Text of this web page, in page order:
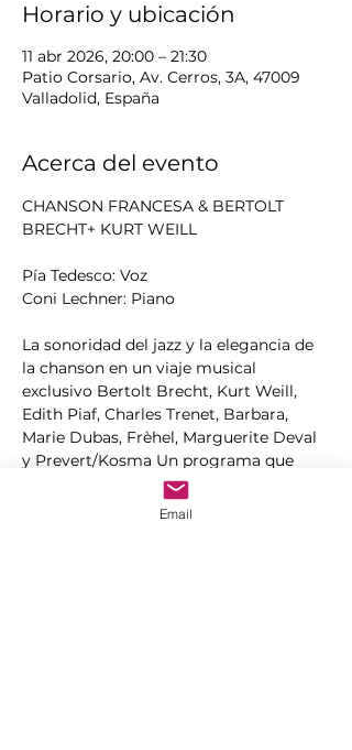
Horario y ubicación
11 abr 2026, 20:00 – 21:30
Patio Corsario, Av. Cerros, 3A, 47009
Valladolid, España
Acerca del evento
CHANSON FRANCESA & BERTOLT
BRECHT+ KURT WEILL
Pía Tedesco: Voz
Coni Lechner: Piano
La sonoridad del jazz y la elegancia de
la chanson en un viaje musical
exclusivo Bertolt Brecht, Kurt Weill,
Edith Piaf, Charles Trenet, Barbara,
Marie Dubas, Frèhel, Marguerite Deval
y Prevert/Kosma Un programa que
entreteje armonías intensas y melodías
cantables con sonoridades jazzísticas
Email